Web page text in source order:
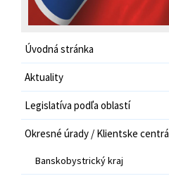
Úvodná stránka
Aktuality
Legislatíva podľa oblastí
Okresné úrady / Klientske centrá
Banskobystrický kraj